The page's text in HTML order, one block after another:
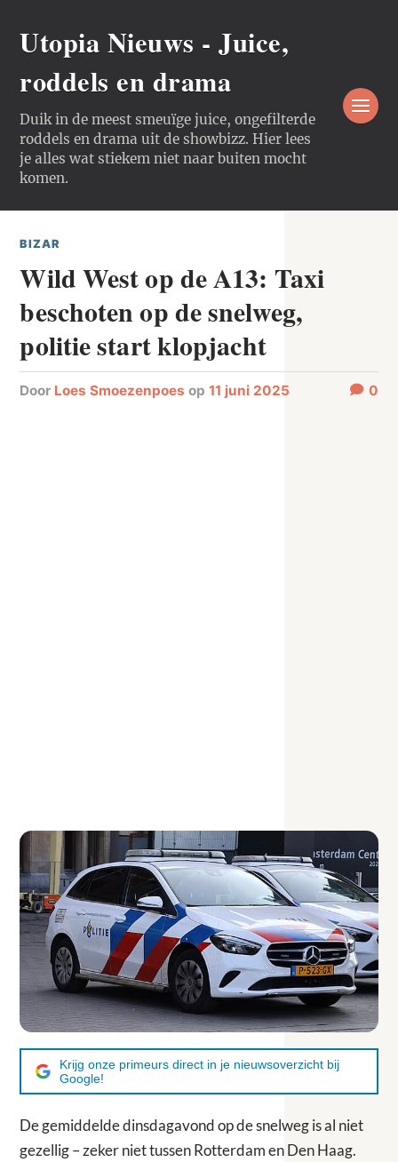
Utopia Nieuws - Juice,
roddels en drama
Duik in de meest smeuïge juice, ongefilterde
roddels en drama uit de showbizz. Hier lees
je alles wat stiekem niet naar buiten mocht
komen.
BIZAR
Wild West op de A13: Taxi
beschoten op de snelweg,
politie start klopjacht
door Loes Smoezenpoes op11 juni 2025 0
Krijg onze primeurs direct in je nieuwsoverzicht bij
Google!
De gemiddelde dinsdagavond op de snelweg is al niet
gezellig – zeker niet tussen Rotterdam en Den Haag.